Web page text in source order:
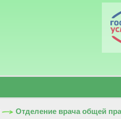
Отделение врача общей